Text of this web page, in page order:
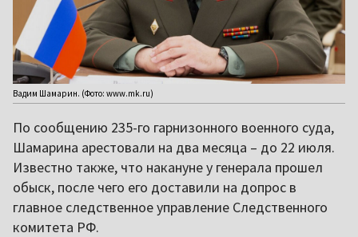
Вадим Шамарин. (Фото: www.mk.ru)
По сообщению 235-го гарнизонного военного суда,
Шамарина арестовали на два месяца – до 22 июля.
Известно также, что накануне у генерала прошел
обыск, после чего его доставили на допрос в
главное следственное управление Следственного
комитета РФ.